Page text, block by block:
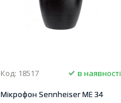
Код: 18517
в наявності
Мікрофон Sennheiser ME 34